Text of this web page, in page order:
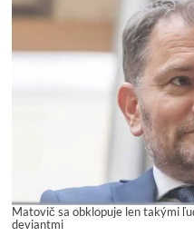
Matovič sa obklopuje len takými
deviantmi